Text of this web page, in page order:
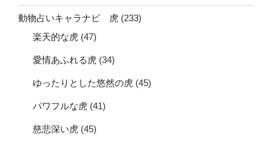
動物占いキャラナビ 虎 (233)
楽天的な虎 (47)
愛情あふれる虎 (34)
ゆったりとした悠然の虎 (45)
パワフルな虎 (41)
慈悲深い虎 (45)